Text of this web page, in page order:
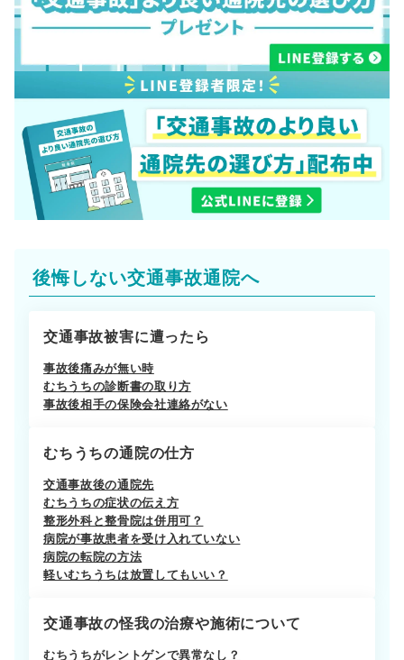
後悔しない交通事故通院へ
交通事故被害に遭ったら
事故後痛みが無い時
むちうちの診断書の取り方
事故後相手の保険会社連絡がない
むちうちの通院の仕方
交通事故後の通院先
むちうちの症状の伝え方
整形外科と整骨院は併用可？
病院が事故患者を受け入れていない
病院の転院の方法
軽いむちうちは放置してもいい？
交通事故の怪我の治療や施術について
むちうちがレントゲンで異常なし？